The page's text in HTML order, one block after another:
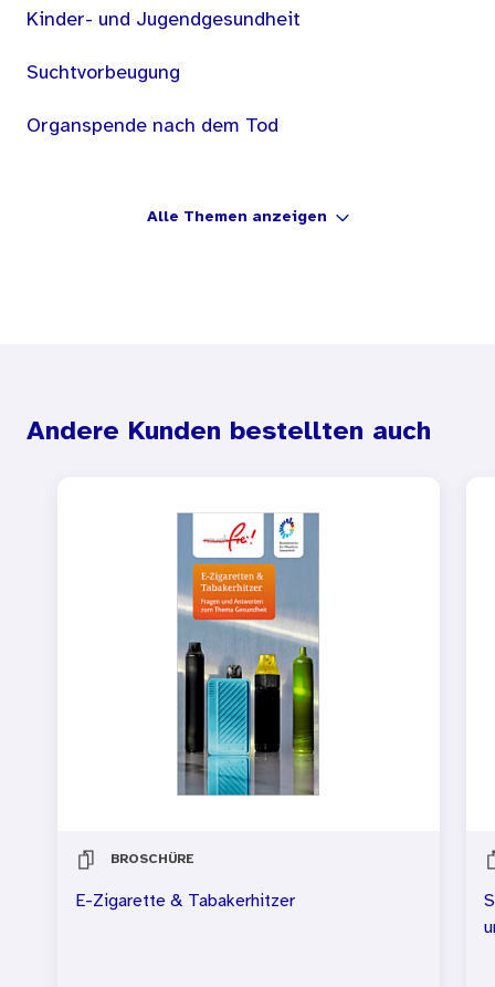
Kinder- und Jugendgesundheit
Suchtvorbeugung
Organspende nach dem Tod
Alle Themen anzeigen
Andere Kunden bestellten auch
BROSCHÜRE
E-Zigarette & Tabakerhitzer